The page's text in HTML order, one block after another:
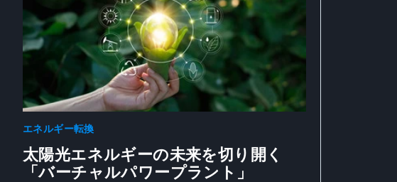
エネルギー転換
太陽光エネルギーの未来を切り開く
「バーチャルパワープラント」